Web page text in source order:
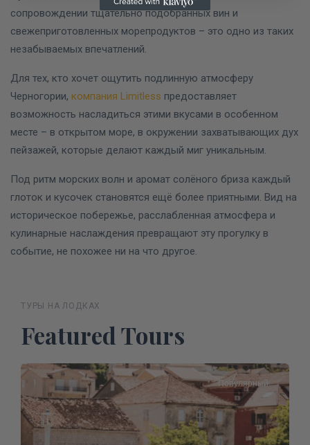
сопровождении тщательно подобранных вин и
свежеприготовленных морепродуктов – это одно из таких
незабываемых впечатлений.
Для тех, кто хочет ощутить подлинную атмосферу
Черногории, компания Limitless предоставляет
возможность насладиться этими вкусами в особенном
месте – в открытом море, в окружении захватывающих дух
пейзажей, которые делают каждый миг уникальным.
Под ритм морских волн и аромат солёного бриза каждый
глоток и кусочек становятся ещё более приятными. Вид на
историческое побережье, расслабленная атмосфера и
кулинарные наслаждения превращают эту прогулку в
событие, не похожее ни на что другое.
ТУРЫ НА ЛОДКАХ
Featured Tours
Популярный